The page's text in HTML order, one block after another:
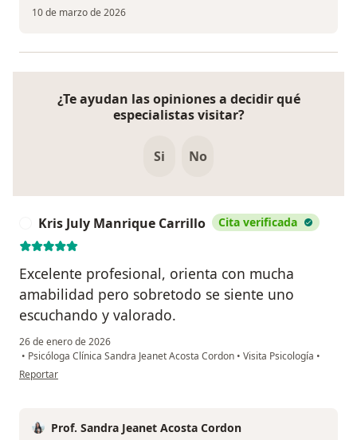
10 de marzo de 2026
¿Te ayudan las opiniones a decidir qué
especialistas visitar?
Si No
Kris July Manrique Carrillo Cita verificada
Excelente profesional, orienta con mucha
amabilidad pero sobretodo se siente uno
escuchando y valorado.
26 de enero de 2026
• Psicóloga Clínica Sandra Jeanet Acosta Cordon • Visita Psicología •
en opinión del usuario Kris July Manrique Carrillo
Reportar
Prof. Sandra Jeanet Acosta Cordon